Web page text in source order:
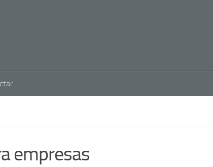
empresas